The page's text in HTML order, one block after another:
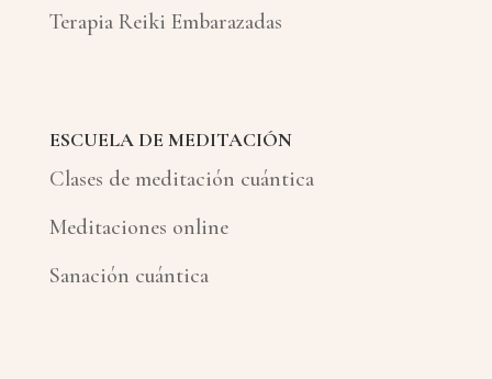
Terapia Reiki Embarazadas
ESCUELA DE MEDITACIÓN
Clases de meditación cuántica
Meditaciones online
Sanación cuántica